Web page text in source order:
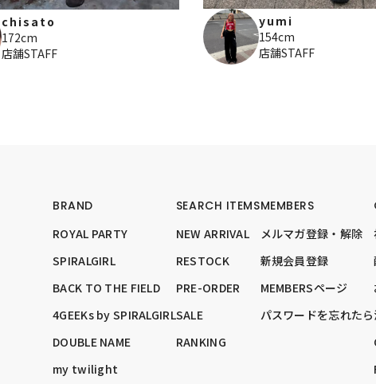
chisato
172cm
店舗STAFF
yumi
154cm
店舗STAFF
BRAND
ROYAL PARTY
SPIRALGIRL
BACK TO THE FIELD
4GEEKs by SPIRALGIRL
DOUBLE NAME
my twilight
SEARCH ITEMS
NEW ARRIVAL
RESTOCK
PRE-ORDER
SALE
RANKING
MEMBERS
メルマガ登録・解除
新規会員登録
MEMBERSページ
パスワードを忘れたら